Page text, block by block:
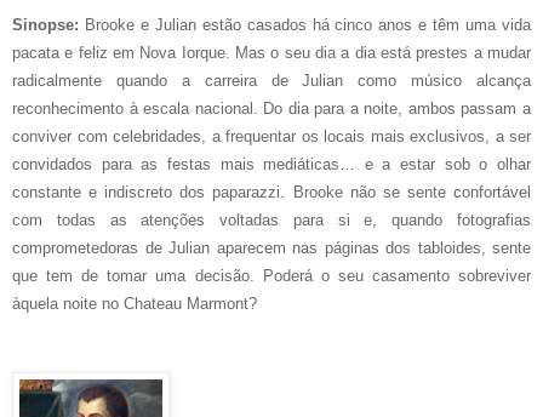
Sinopse: Brooke e Julian estão casados há cinco anos e têm uma vida
pacata e feliz em Nova Iorque. Mas o seu dia a dia está prestes a mudar
radicalmente quando a carreira de Julian como músico alcança
reconhecimento à escala nacional. Do dia para a noite, ambos passam a
conviver com celebridades, a frequentar os locais mais exclusivos, a ser
convidados para as festas mais mediáticas… e a estar sob o olhar
constante e indiscreto dos paparazzi. Brooke não se sente confortável
com todas as atenções voltadas para si e, quando fotografias
comprometedoras de Julian aparecem nas páginas dos tabloides, sente
que tem de tomar uma decisão. Poderá o seu casamento sobreviver
àquela noite no Chateau Marmont?